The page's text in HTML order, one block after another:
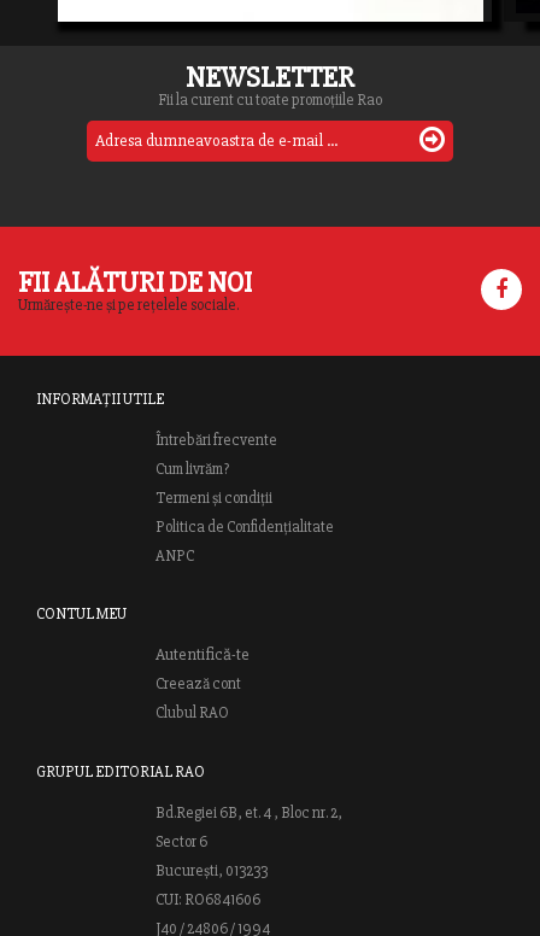
NEWSLETTER
Fii la curent cu toate promoțiile Rao
FII ALĂTURI DE NOI
Urmărește-ne și pe rețelele sociale.
INFORMAȚII UTILE
Întrebări frecvente
Cum livrăm?
Termeni și condiții
Politica de Confidențialitate
ANPC
CONTUL MEU
Autentifică-te
Creează cont
Clubul RAO
GRUPUL EDITORIAL RAO
Bd.Regiei 6B, et. 4 , Bloc nr. 2,
Sector 6
București, 013233
CUI: RO6841606
J40 / 24806 / 1994